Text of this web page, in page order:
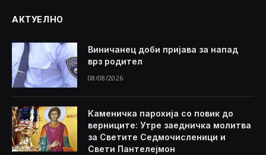
АКТУЕЛНО
Виничанец доби пријава за напад
врз родител
08/08/2026
Каменичка парохија со повик до
верниците: Утре заедничка молитва
за Светите Седмочисленици и
Свети Пантелејмон